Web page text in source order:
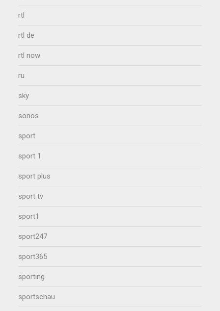
rtl
rtl de
rtl now
ru
sky
sonos
sport
sport 1
sport plus
sport tv
sport1
sport247
sport365
sporting
sportschau